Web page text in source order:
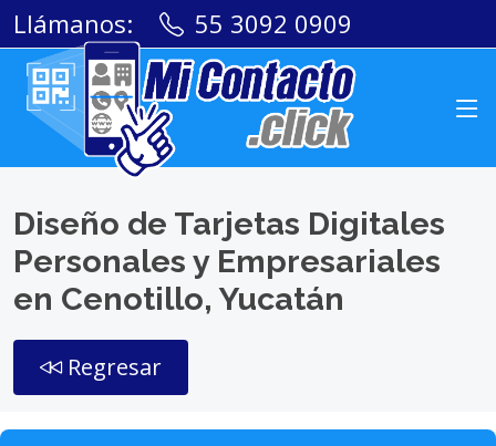
Llámanos: 55 3092 0909
Diseño de Tarjetas Digitales
Personales y Empresariales
en Cenotillo, Yucatán
Regresar